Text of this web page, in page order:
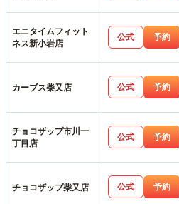
エニタイムフィット
ネス新小岩店
公式 予約
カーブス柴又店 公式 予約
チョコザップ市川一
丁目店
公式 予約
チョコザップ柴又店 公式 予約